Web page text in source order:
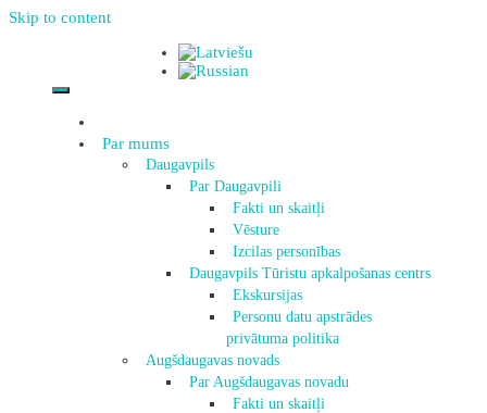
Skip to content
Par mums
Daugavpils
Par Daugavpili
Fakti un skaitļi
Vēsture
Izcilas personības
Daugavpils Tūristu apkalpošanas centrs
Ekskursijas
Personu datu apstrādes
privātuma politika
Augšdaugavas novads
Par Augšdaugavas novadu
Fakti un skaitļi